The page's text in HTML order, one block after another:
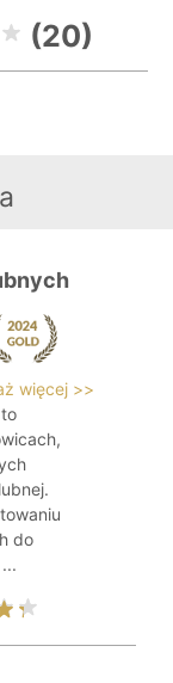
(20)
więcej >>
do